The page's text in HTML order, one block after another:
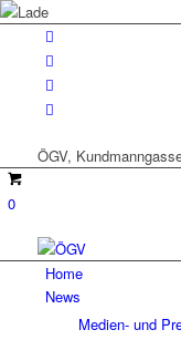
ÖGV,
0
Home
News
Medien- und